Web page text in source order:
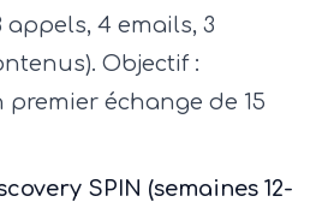
appels, 4 emails, 3
Objectif :
échange de 15
SPIN (semaines 12-